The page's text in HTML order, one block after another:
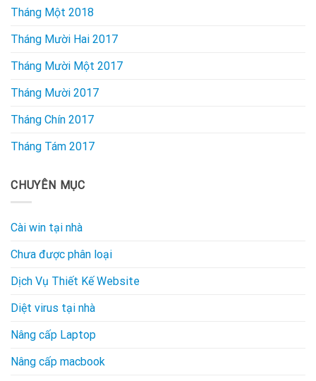
Tháng Một 2018
Tháng Mười Hai 2017
Tháng Mười Một 2017
Tháng Mười 2017
Tháng Chín 2017
Tháng Tám 2017
CHUYÊN MỤC
Cài win tại nhà
Chưa được phân loại
Dịch Vụ Thiết Kế Website
Diệt virus tại nhà
Nâng cấp Laptop
Nâng cấp macbook